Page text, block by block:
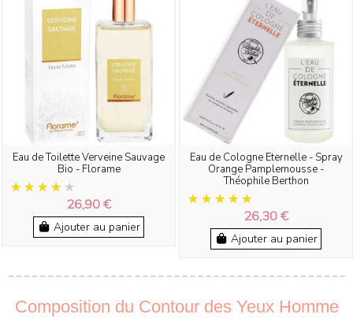
Eau de Toilette Verveine Sauvage
Bio - Florame
26,90 €
Ajouter au panier
Eau de Cologne Eternelle - Spray
Orange Pamplemousse -
Théophile Berthon
26,30 €
Ajouter au panier
Composition du Contour des Yeux Homme